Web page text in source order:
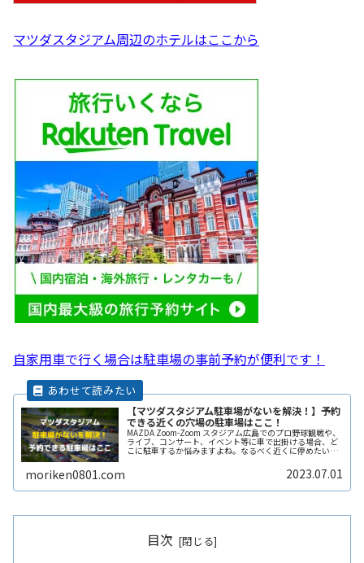
マツダスタジアム周辺のホテルはここから
自家用車で行く場合は駐車場の事前予約が便利です！
【マツダスタジアム駐車場がないを解決！】予約
できる近くの穴場の駐車場はここ！
MAZDA Zoom-Zoom スタジアム広島でのプロ野球観戦や、
ライブ、コンサート、イベント等に車で出掛ける場合、ど
こに駐車するか悩みますよね。なるべく近くに停めたい時
間料金を気にせずイベントを楽しみたい駐車場を探すのに
moriken0801.com 2023.07.01
目次